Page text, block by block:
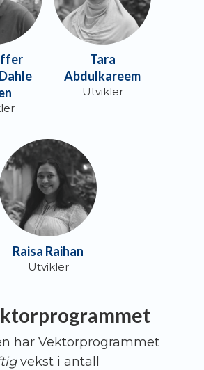
Tara
Abdulkareem
Utvikler
Raisa Raihan
Utvikler
programmet
har Vektorprogrammet
vekst i antall